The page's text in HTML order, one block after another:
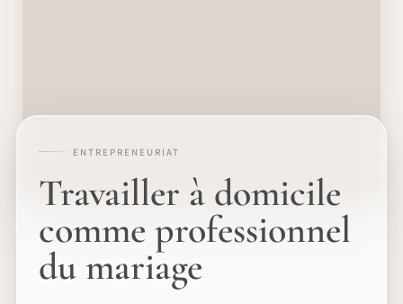
ENTREPRENEURIAT
Travailler à domicile
comme professionnel
du mariage